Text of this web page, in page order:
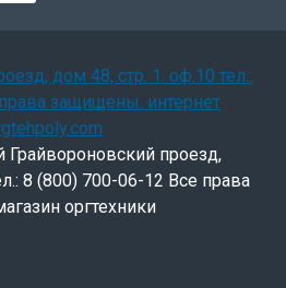
Грайвороновский проезд,
8 (800) 700-06-12 Все права
оргтехники